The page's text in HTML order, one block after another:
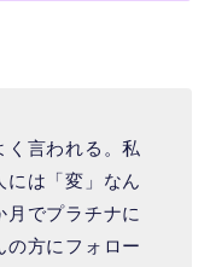
く言われる。私
には「変」なん
でプラチナに
の方にフォロー